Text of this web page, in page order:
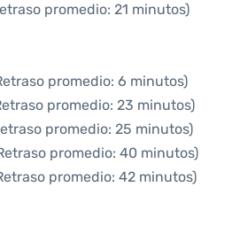
promedio: 21 minutos)
promedio: 6 minutos)
promedio: 23 minutos)
promedio: 25 minutos)
promedio: 40 minutos)
promedio: 42 minutos)